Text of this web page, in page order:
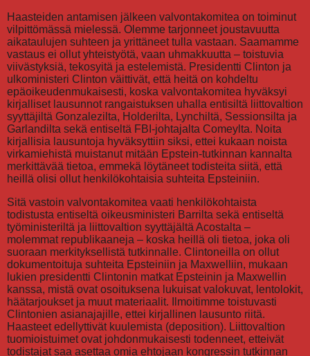
Haasteiden antamisen jälkeen valvontakomitea on toiminut
vilpittömässä mielessä. Olemme tarjonneet joustavuutta
aikataulujen suhteen ja yrittäneet tulla vastaan. Saamamme
vastaus ei ollut yhteistyötä, vaan uhmakkuutta – toistuvia
viivästyksiä, tekosyitä ja estelemistä. Presidentti Clinton ja
ulkoministeri Clinton väittivät, että heitä on kohdeltu
epäoikeudenmukaisesti, koska valvontakomitea hyväksyi
kirjalliset lausunnot rangaistuksen uhalla entisiltä liittovaltion
syyttäjiltä Gonzalezilta, Holderilta, Lynchiltä, Sessionsilta ja
Garlandilta sekä entiseltä FBI-johtajalta Comeylta. Noita
kirjallisia lausuntoja hyväksyttiin siksi, ettei kukaan noista
virkamiehistä muistanut mitään Epstein-tutkinnan kannalta
merkittävää tietoa, emmekä löytäneet todisteita siitä, että
heillä olisi ollut henkilökohtaisia suhteita Epsteiniin.
Sitä vastoin valvontakomitea vaati henkilökohtaista
todistusta entiseltä oikeusministeri Barrilta sekä entiseltä
työministeriltä ja liittovaltion syyttäjältä Acostalta –
molemmat republikaaneja – koska heillä oli tietoa, joka oli
suoraan merkityksellistä tutkinnalle. Clintoneilla on ollut
dokumentoituja suhteita Epsteiniin ja Maxwelliin, mukaan
lukien presidentti Clintonin matkat Epsteinin ja Maxwellin
kanssa, mistä ovat osoituksena lukuisat valokuvat, lentolokit,
häätarjoukset ja muut materiaalit. Ilmoitimme toistuvasti
Clintonien asianajajille, ettei kirjallinen lausunto riitä.
Haasteet edellyttivät kuulemista (deposition). Liittovaltion
tuomioistuimet ovat johdonmukaisesti todenneet, etteivät
todistajat saa asettaa omia ehtojaan kongressin tutkinnan